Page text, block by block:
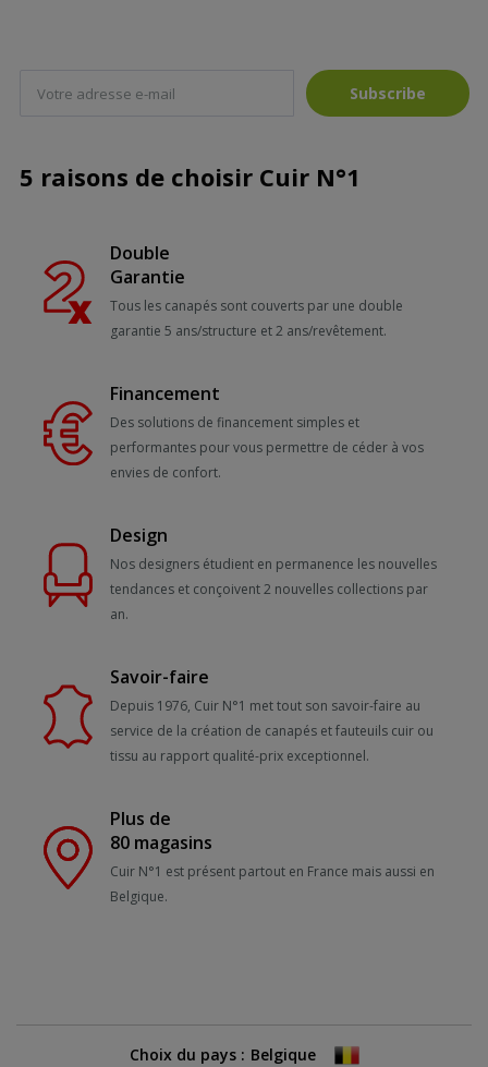
Subscribe
5 raisons de choisir Cuir N°1
Double
Garantie
Tous les canapés sont couverts par une double
garantie 5 ans/structure et 2 ans/revêtement.
Financement
Des solutions de financement simples et
performantes pour vous permettre de céder à vos
envies de confort.
Design
Nos designers étudient en permanence les nouvelles
tendances et conçoivent 2 nouvelles collections par
an.
Savoir-faire
Depuis 1976, Cuir N°1 met tout son savoir-faire au
service de la création de canapés et fauteuils cuir ou
tissu au rapport qualité-prix exceptionnel.
Plus de
80 magasins
Cuir N°1 est présent partout en France mais aussi en
Belgique.
Choix du pays :